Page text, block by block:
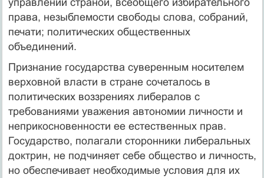
права, незыблемости свободы слова, собраний,
печати; политических общественных
объединений.
Признание государства суверенным носителем
верховной власти в стране сочеталось в
политических воззрениях либералов с
требованиями уважения автономии личности и
неприкосновенности ее естественных прав.
Государство, полагали сторонники либеральных
доктрин, не подчиняет себе общество и личность,
но обеспечивает необходимые условия для их